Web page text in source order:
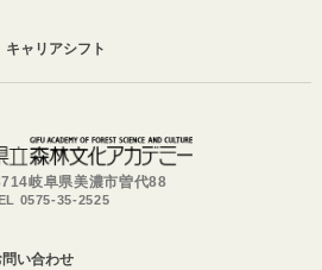
キャリアシフト
岐阜県美濃市曽代88
0575-35-2525
問い合わせ